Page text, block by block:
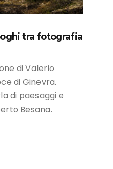
tra fotografia
di Valerio
di Ginevra.
di paesaggi e
Besana.